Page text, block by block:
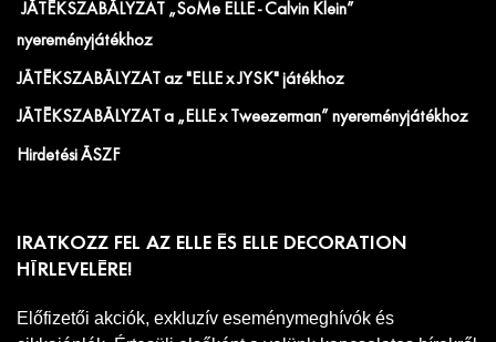
JÁTÉKSZABÁLYZAT „SoMe ELLE - Calvin Klein”
nyereményjátékhoz
JÁTÉKSZABÁLYZAT az "ELLE x JYSK" játékhoz
JÁTÉKSZABÁLYZAT a „ELLE x Tweezerman” nyereményjátékhoz
Hirdetési ÁSZF
IRATKOZZ FEL AZ ELLE ÉS ELLE DECORATION
HÍRLEVELÉRE!
Előfizetői akciók, exkluzív eseménymeghívók és